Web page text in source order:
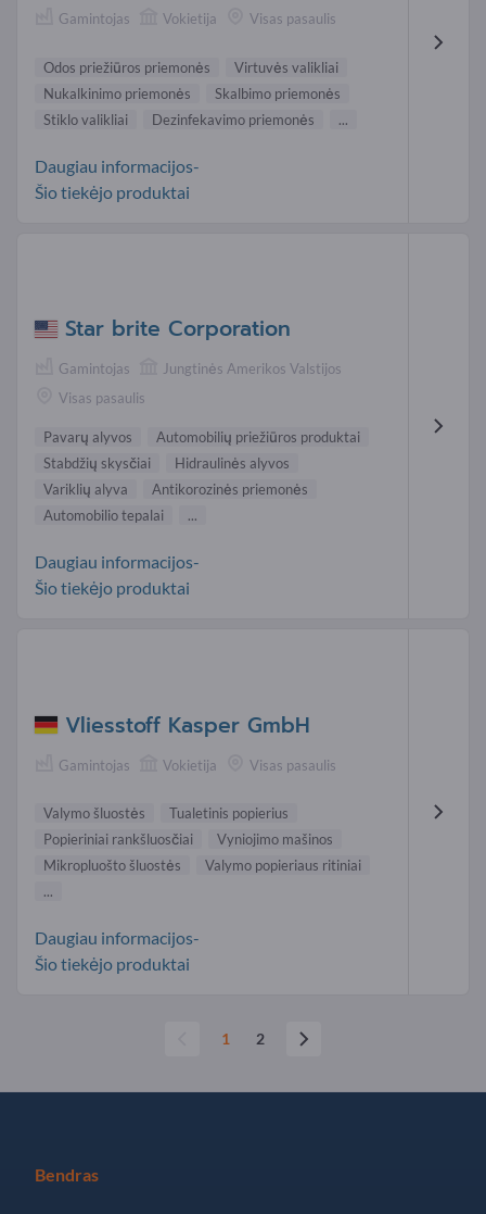
Gamintojas Vokietija Visas pasaulis
Odos priežiūros priemonės
Virtuvės valikliai
Nukalkinimo priemonės
Skalbimo priemonės
Stiklo valikliai
Dezinfekavimo priemonės ...
Daugiau informacijos-
Šio tiekėjo produktai
Star brite Corporation
Gamintojas
Jungtinės Amerikos Valstijos
Visas pasaulis
Pavarų alyvos
Automobilių priežiūros produktai
Stabdžių skysčiai
Hidraulinės alyvos
Variklių alyva
Antikorozinės priemonės
Automobilio tepalai
...
Daugiau informacijos-
Šio tiekėjo produktai
Vliesstoff Kasper GmbH
Gamintojas Vokietija Visas pasaulis
Valymo šluostės
Tualetinis popierius
Popieriniai rankšluosčiai
Vyniojimo mašinos
Mikropluošto šluostės
Valymo popieriaus ritiniai
...
Daugiau informacijos-
Šio tiekėjo produktai
1 2
Bendras